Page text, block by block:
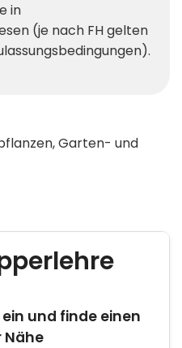
in
(je nach FH gelten
,Garten- und
und finde einen
Nähe